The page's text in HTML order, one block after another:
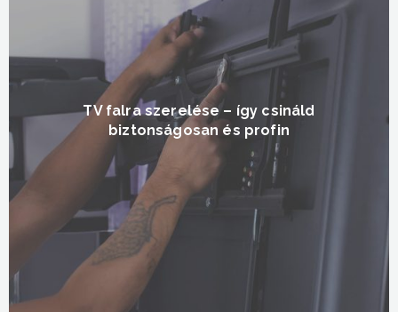
TV falra szerelése – így csináld
biztonságosan és profin